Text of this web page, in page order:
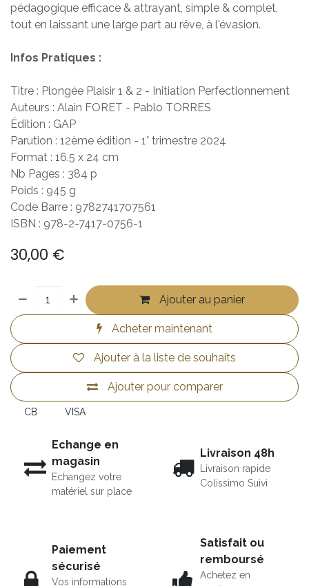
pédagogique efficace & attrayant, simple & complet,
tout en laissant une large part au rêve, à l'évasion.
Infos Pratiques :
Titre : Plongée Plaisir 1 & 2 - Initiation Perfectionnement
Auteurs : Alain FORET - Pablo TORRES
Édition : GAP
Parution : 12ème édition - 1° trimestre 2024
Format : 16.5 x 24 cm
Nb Pages : 384 p
Poids : 945 g
Code Barre : 9782741707561
ISBN : 978-2-7417-0756-1
30,00 €
Ajouter au panier
Acheter maintenant
Ajouter pour comparer
Ajouter à la liste de souhaits
CB VISA
Echange en
magasin
Echangez votre
matériel sur place
Livraison 48h
Livraison rapide
Colissimo Suivi
Paiement
sécurisé
Vos informations
Satisfait ou
remboursé
Achetez en